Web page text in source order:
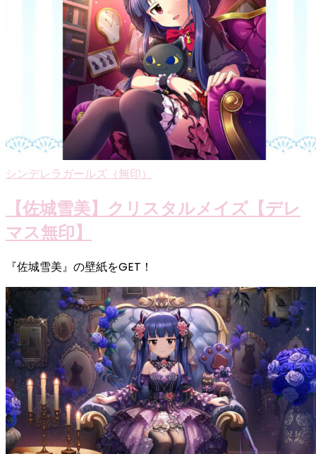
シンデレラガールズ（無印）
【佐城雪美】クリスタルメイズ【デレ
マス無印】
『佐城雪美』の壁紙をGET！